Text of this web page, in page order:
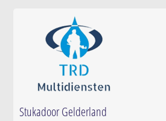
Stukadoor Gelderland